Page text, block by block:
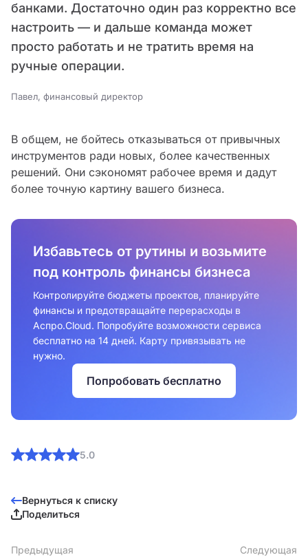
банками. Достаточно один раз корректно все
настроить — и дальше команда может
просто работать и не тратить время на
ручные операции.
Павел, финансовый директор
В общем, не бойтесь отказываться от привычных
инструментов ради новых, более качественных
решений. Они сэкономят рабочее время и дадут
более точную картину вашего бизнеса.
Избавьтесь от рутины и возьмите
под контроль финансы бизнеса
Контролируйте бюджеты проектов, планируйте
финансы и предотвращайте перерасходы в
Аспро.Cloud. Попробуйте возможности сервиса
бесплатно на 14 дней. Карту привязывать не
нужно.
Попробовать бесплатно
5.0
Вернуться к списку
Поделиться
Предыдущая
Следующая